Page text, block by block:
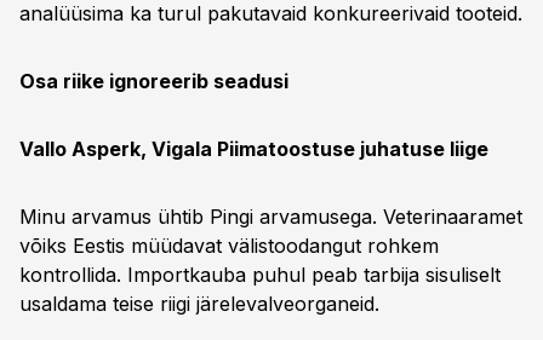
analüüsima ka turul pakutavaid konkureerivaid tooteid.
Osa riike ignoreerib seadusi
Vallo Asperk, Vigala Piimatoostuse juhatuse liige
Minu arvamus ühtib Pingi arvamusega. Veterinaaramet
võiks Eestis müüdavat välistoodangut rohkem
kontrollida. Importkauba puhul peab tarbija sisuliselt
usaldama teise riigi järelevalveorganeid.